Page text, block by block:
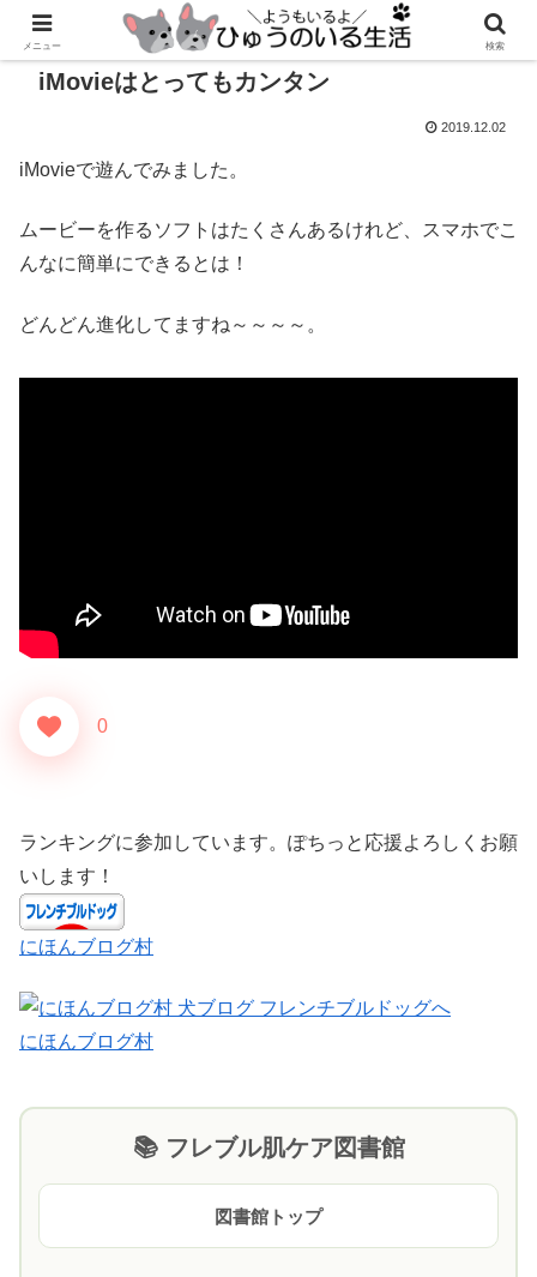
iMovieはとってもカンタン
2019.12.02
iMovieで遊んでみました。
ムービーを作るソフトはたくさんあるけれど、スマホでこ
んなに簡単にできるとは！
どんどん進化してますね～～～～。
0
ランキングに参加しています。ぽちっと応援よろしくお願
いします！
にほんブログ村
にほんブログ村
📚 フレブル肌ケア図書館
図書館トップ
メニュー 検索